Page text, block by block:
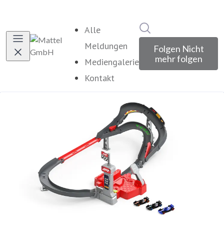
Alle
Meldungen
Mediengalerie
Kontakt
Folgen Nicht
mehr folgen